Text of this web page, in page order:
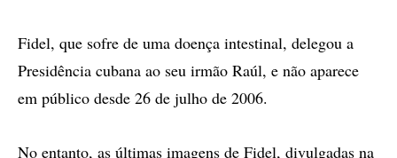
Fidel, que sofre de uma doença intestinal, delegou a
Presidência cubana ao seu irmão Raúl, e não aparece
em público desde 26 de julho de 2006.
No entanto, as últimas imagens de Fidel, divulgadas na